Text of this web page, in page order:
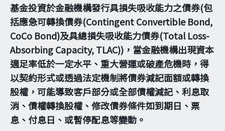
基金投資於金融機構發行具損失吸收能力之債券(包
括應急可轉換債券(Contingent Convertible Bond,
CoCo Bond)及具總損失吸收能力債券(Total Loss-
Absorbing Capacity, TLAC))，當金融機構出現資本
適足率低於一定水平、重大營運或破產危機時，得
以契約形式或透過法定機制將債券減記面額或轉換
股權，可能導致客戶部分或全部債權減記、利息取
消、債權轉換股權、修改債券條件如到期日、票
息、付息日、或暫停配息等變動。